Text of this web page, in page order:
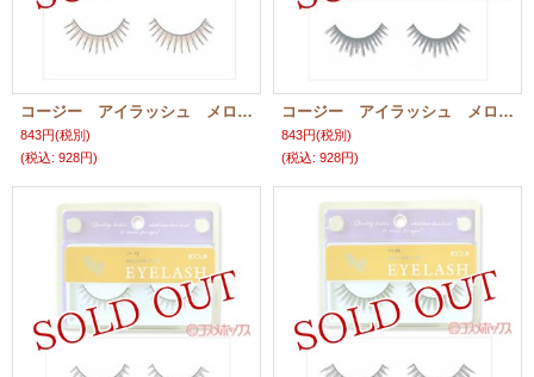
コージー アイラッシュ メロウタイプ 11-09 MELLOW TYPE EYELASH KOJI
843円(税別)
(税込: 928円)
コージー アイラッシュ メロウタイプ 11-01 MELLOW TYPE EYELASH KOJI
843円(税別)
(税込: 928円)